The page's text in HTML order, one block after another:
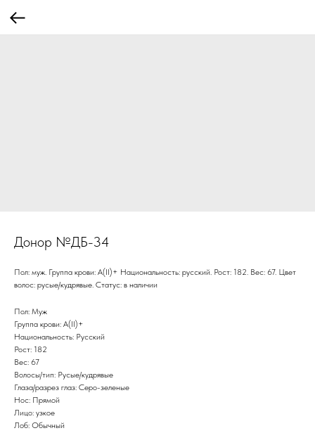
Донор №ДБ-34
Пол: муж. Группа крови: А(II)+ Национальность: русский. Рост: 182. Вес: 67. Цвет
волос: русые/кудрявые. Статус: в наличии
Пол: Муж
Группа крови: A(II)+
Национальность: Русский
Рост: 182
Вес: 67
Волосы/тип: Русые/кудрявые
Глаза/разрез глаз: Серо-зеленые
Нос: Прямой
Лицо: узкое
Лоб: Обычный